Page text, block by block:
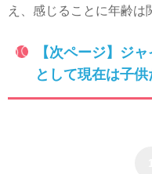
え、感じることに年齢は
【次ページ】ジ
として現在は子